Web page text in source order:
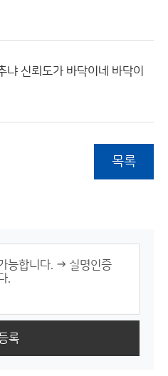
신뢰도가 바닥이네 바닥이
목록
록